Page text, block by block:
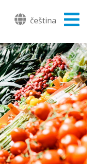
čeština